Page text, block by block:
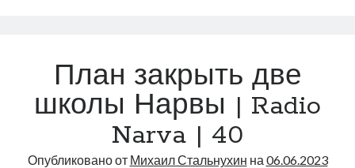
Narva
План закрыть две
школы Нарвы | Radio
Narva | 40
Опубликовано от Михаил Стальнухин на 06.06.2023